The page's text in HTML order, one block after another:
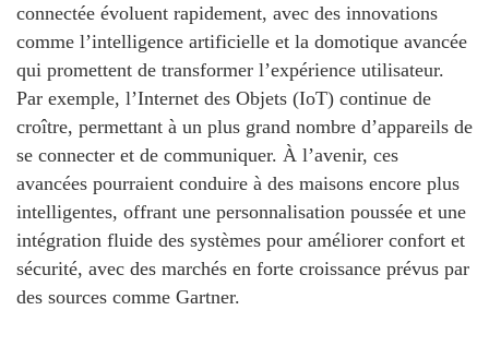
connectée évoluent rapidement, avec des innovations
comme l’intelligence artificielle et la domotique avancée
qui promettent de transformer l’expérience utilisateur.
Par exemple, l’Internet des Objets (IoT) continue de
croître, permettant à un plus grand nombre d’appareils de
se connecter et de communiquer. À l’avenir, ces
avancées pourraient conduire à des maisons encore plus
intelligentes, offrant une personnalisation poussée et une
intégration fluide des systèmes pour améliorer confort et
sécurité, avec des marchés en forte croissance prévus par
des sources comme Gartner.